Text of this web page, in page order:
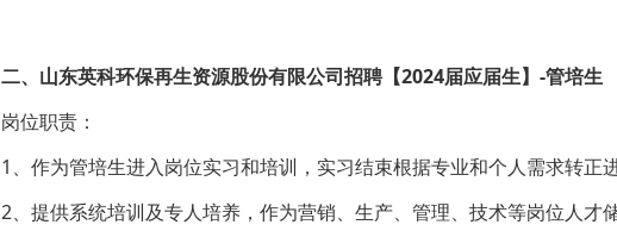
二、山东英科环保再生资源股份有限公司招聘【2024届应届生】-管培生
岗位职责：
1、作为管培生进入岗位实习和培训，实习结束根据专业和个人需求转正
2、提供系统培训及专人培养，作为营销、生产、管理、技术等岗位人才